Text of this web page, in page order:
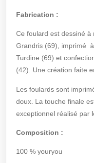
Fabrication :
Ce foulard est dessiné
Grandris (69), imprimé
Turdine (69) et
(42). Une création faite
Les foulards sont
doux. La touche finale
exceptionnel réalisé par
Composition :
100 % youryou